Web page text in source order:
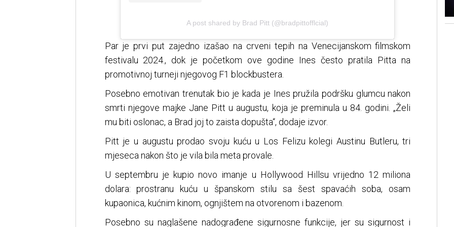
A post shared by Brad Pitt (@bradpittofflcial)
Par je prvi put zajedno izašao na crveni tepih na Venecijanskom filmskom
festivalu 2024., dok je početkom ove godine Ines često pratila Pitta na
promotivnoj turneji njegovog F1 blockbustera.
Posebno emotivan trenutak bio je kada je Ines pružila podršku glumcu nakon
smrti njegove majke Jane Pitt u augustu, koja je preminula u 84. godini. „Želi
mu biti oslonac, a Brad joj to zaista dopušta“, dodaje izvor.
Pitt je u augustu prodao svoju kuću u Los Felizu kolegi Austinu Butleru, tri
mjeseca nakon što je vila bila meta provale.
U septembru je kupio novo imanje u Hollywood Hillsu vrijedno 12 miliona
dolara: prostranu kuću u španskom stilu sa šest spavaćih soba, osam
kupaonica, kućnim kinom, ognjištem na otvorenom i bazenom.
Posebno su naglašene nadograđene sigurnosne funkcije, jer su sigurnost i